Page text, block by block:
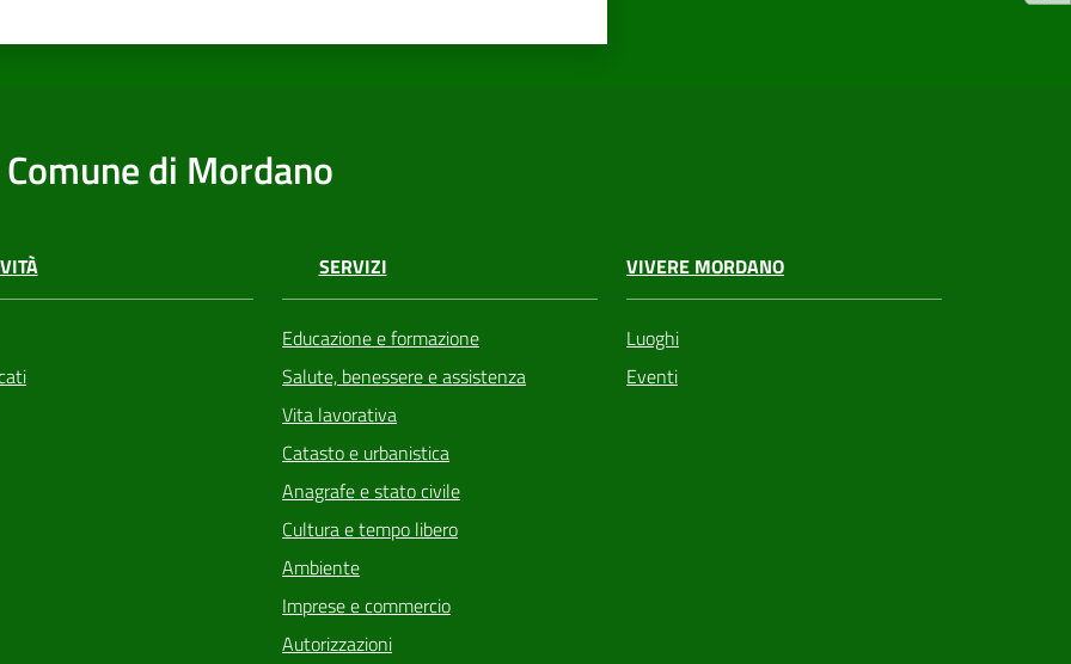
Comune di Mordano
SERVIZI
Educazione e formazione
Salute, benessere e assistenza
Vita lavorativa
Catasto e urbanistica
Anagrafe e stato civile
Cultura e tempo libero
Ambiente
Imprese e commercio
Autorizzazioni
VIVERE MORDANO
Luoghi
Eventi